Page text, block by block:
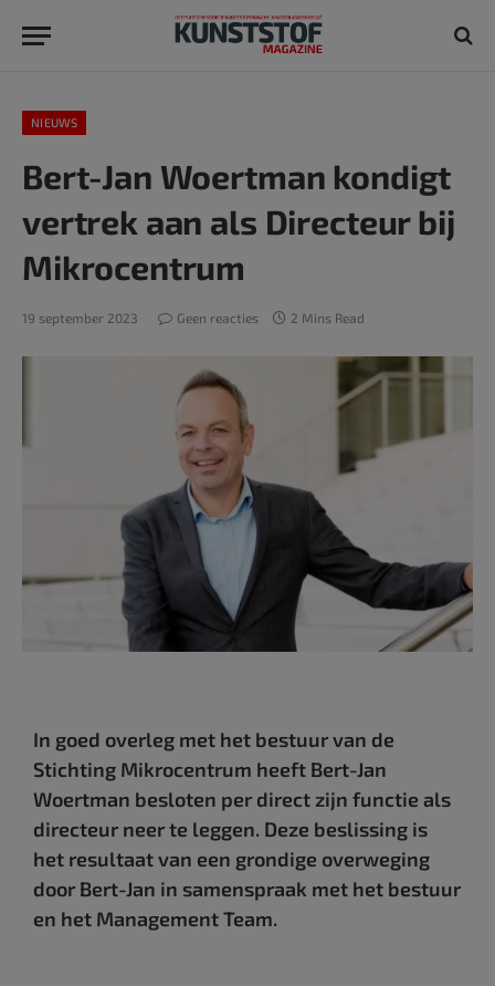
NIEUWS
Bert-Jan Woertman kondigt
vertrek aan als Directeur bij
Mikrocentrum
19 september 2023 Geen reacties 2 Mins Read
In goed overleg met het bestuur van de
Stichting Mikrocentrum heeft Bert-Jan
Woertman besloten per direct zijn functie als
directeur neer te leggen. Deze beslissing is
het resultaat van een grondige overweging
door Bert-Jan in samenspraak met het bestuur
en het Management Team.